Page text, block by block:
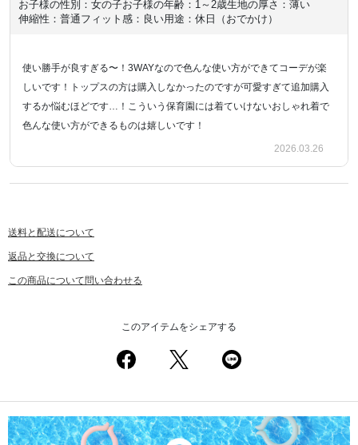
お子様の性別：女の子お子様の年齢：1～2歳生地の厚さ：薄い
伸縮性：普通フィット感：良い用途：休日（おでかけ）
使い勝手が良すぎる〜！3WAYなので色んな使い方ができてコーデが楽
しいです！トップスの方は購入しなかったのですが可愛すぎて追加購入
するか悩むほどです…！こういう保育園には着ていけないおしゃれ着で
色んな使い方ができるものは嬉しいです！
2026.03.26
送料と配送について
返品と交換について
この商品について問い合わせる
このアイテムをシェアする